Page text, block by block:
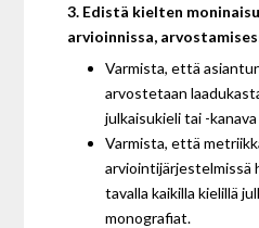
3. Edistä kielten
arvioinnissa,
Varmista, että
arvostetaan
julkaisukieli tai -
Varmista, että
arviointijärjestelmissä
tavalla kaikilla kielillä
monografiat.